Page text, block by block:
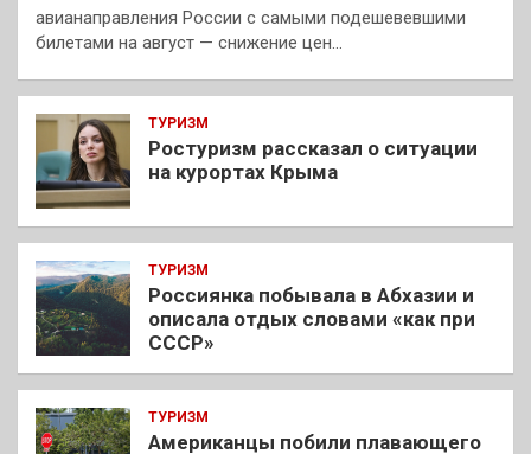
авианаправления России с самыми подешевевшими
билетами на август — снижение цен…
ТУРИЗМ
Ростуризм рассказал о ситуации
на курортах Крыма
ТУРИЗМ
Россиянка побывала в Абхазии и
описала отдых словами «как при
СССР»
ТУРИЗМ
Американцы побили плавающего